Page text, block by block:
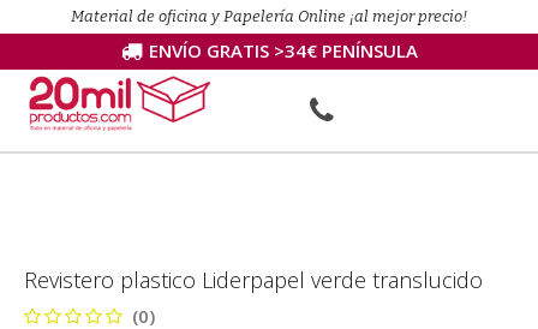
Material de oficina y Papelería Online ¡al mejor precio!
ENVÍO GRATIS >34€ PENÍNSULA
Revistero plastico Liderpapel verde translucido
(0)